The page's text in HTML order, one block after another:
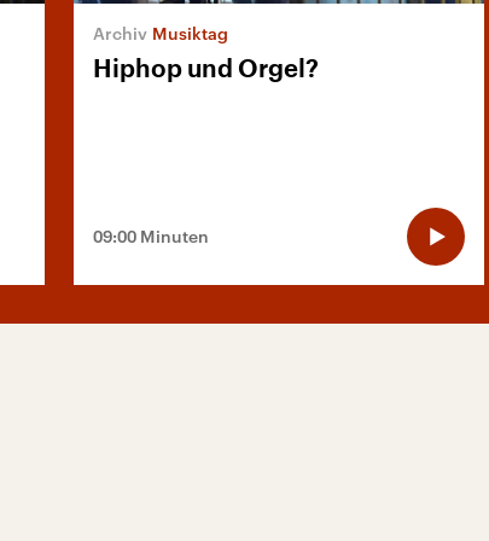
Musiktag
Hiphop und Orgel?
09:00 Minuten